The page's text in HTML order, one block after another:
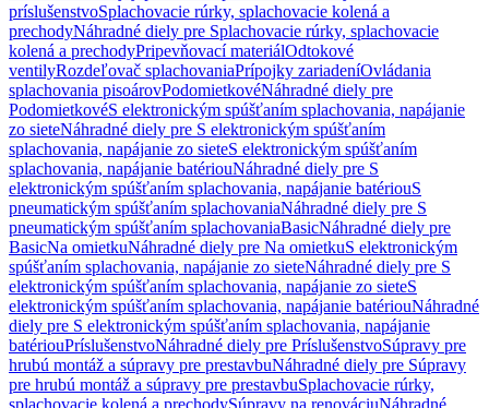
príslušenstvoSplachovacie rúrky, splachovacie kolená a
prechodyNáhradné diely pre Splachovacie rúrky, splachovacie
kolená a prechodyPripevňovací materiálOdtokové
ventilyRozdeľovač splachovaniaPrípojky zariadeníOvládania
splachovania pisoárovPodomietkovéNáhradné diely pre
PodomietkovéS elektronickým spúšťaním splachovania, napájanie
zo sieteNáhradné diely pre S elektronickým spúšťaním
splachovania, napájanie zo sieteS elektronickým spúšťaním
splachovania, napájanie batériouNáhradné diely pre S
elektronickým spúšťaním splachovania, napájanie batériouS
pneumatickým spúšťaním splachovaniaNáhradné diely pre S
pneumatickým spúšťaním splachovaniaBasicNáhradné diely pre
BasicNa omietkuNáhradné diely pre Na omietkuS elektronickým
spúšťaním splachovania, napájanie zo sieteNáhradné diely pre S
elektronickým spúšťaním splachovania, napájanie zo sieteS
elektronickým spúšťaním splachovania, napájanie batériouNáhradné
diely pre S elektronickým spúšťaním splachovania, napájanie
batériouPríslušenstvoNáhradné diely pre PríslušenstvoSúpravy pre
hrubú montáž a súpravy pre prestavbuNáhradné diely pre Súpravy
pre hrubú montáž a súpravy pre prestavbuSplachovacie rúrky,
splachovacie kolená a prechodySúpravy na renováciuNáhradné